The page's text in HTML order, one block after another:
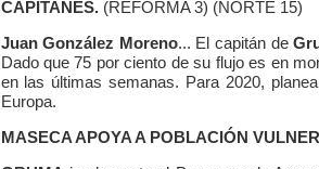
CAPITANES. (REFORMA 3) (NORTE 15)
Juan González Moreno... El capitán de
Dado que 75 por ciento de su flujo es en
en las últimas semanas. Para 2020,
Europa.
MASECA APOYA A POBLACIÓN